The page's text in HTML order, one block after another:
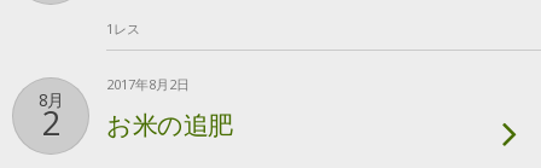
1レス
8月
2
2017年8月2日
お米の追肥